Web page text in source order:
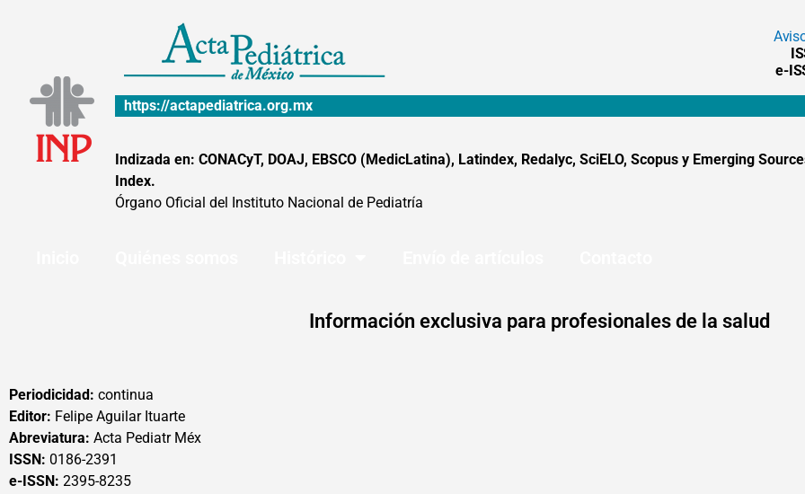
e-
https://actapediatrica.org.mx
Indizada en: CONACyT, DOAJ, EBSCO (MedicLatina), Latindex, Redalyc, SciELO, Scopus y Emerging
Index.
Órgano Oficial del Instituto Nacional de Pediatría
Información exclusiva para profesionales de la salud
Periodicidad: continua
Editor: Felipe Aguilar Ituarte
Abreviatura: Acta Pediatr Méx
ISSN: 0186-2391
e-ISSN: 2395-8235